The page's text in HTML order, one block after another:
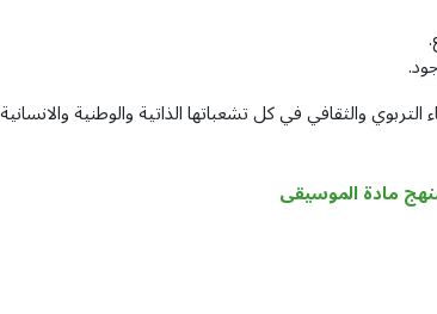
والثقافي في كل تشعباتها الذاتية والوطنية
مادة الموسيقى